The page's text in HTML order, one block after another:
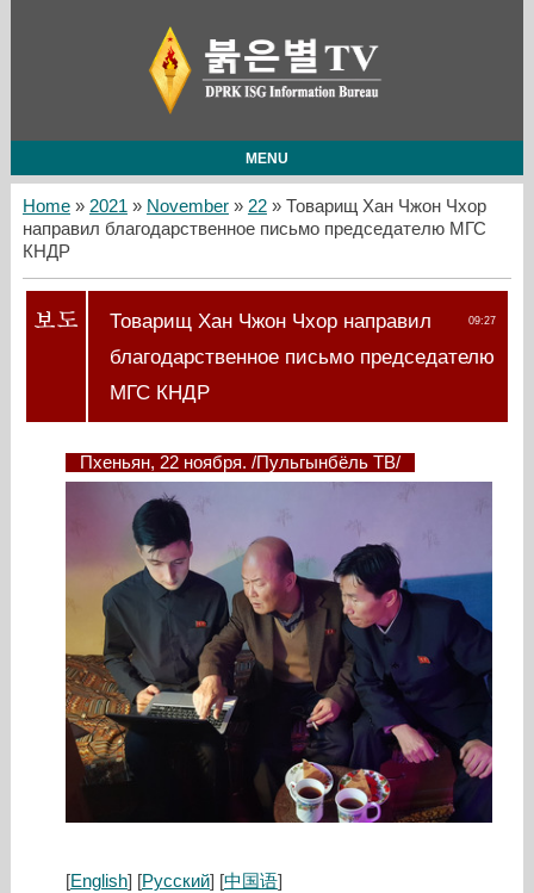
MENU
Home» 2021 » November » 22» Товарищ Хан Чжон Чхор
направил благодарственное письмо председателю МГС
КНДР
09:27
Товарищ Хан Чжон Чхор направил
благодарственное письмо председателю
МГС КНДР
Пхеньян, 22 ноября. /Пульгынбёль ТВ/
[English] [Русский] [中国语]